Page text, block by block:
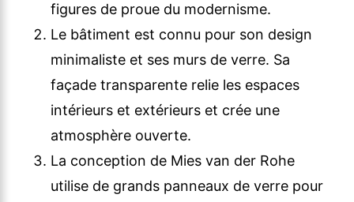
figures de proue du modernisme.
Le bâtiment est connu pour son design
minimaliste et ses murs de verre. Sa
façade transparente relie les espaces
intérieurs et extérieurs et crée une
atmosphère ouverte.
La conception de Mies van der Rohe
utilise de grands panneaux de verre pour